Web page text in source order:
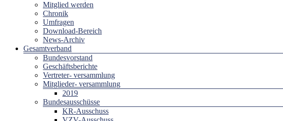
Mitglied werden
Chronik
Umfragen
Download-Bereich
News-Archiv
Gesamtverband
Bundesvorstand
Geschäftsberichte
Vertreter- versammlung
Mitglieder- versammlung
2019
Bundesausschüsse
KR-Ausschuss